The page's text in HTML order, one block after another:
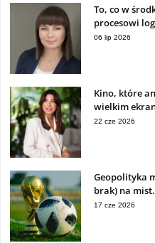
To, co w
procesowi
06 lip 2026
Kino, które
wielkim
22 cze 2026
Geopolityka
brak) na
17 cze 2026